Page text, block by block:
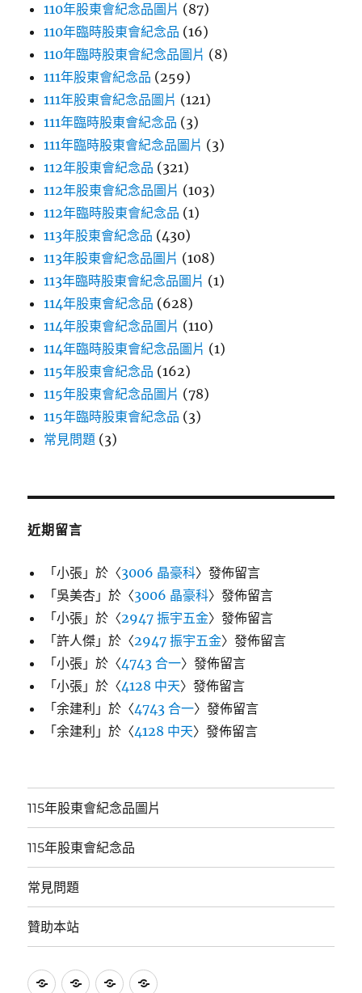
110年股東會紀念品圖片 (87)
110年臨時股東會紀念品 (16)
110年臨時股東會紀念品圖片 (8)
111年股東會紀念品 (259)
111年股東會紀念品圖片 (121)
111年臨時股東會紀念品 (3)
111年臨時股東會紀念品圖片 (3)
112年股東會紀念品 (321)
112年股東會紀念品圖片 (103)
112年臨時股東會紀念品 (1)
113年股東會紀念品 (430)
113年股東會紀念品圖片 (108)
113年臨時股東會紀念品圖片 (1)
114年股東會紀念品 (628)
114年股東會紀念品圖片 (110)
114年臨時股東會紀念品圖片 (1)
115年股東會紀念品 (162)
115年股東會紀念品圖片 (78)
115年臨時股東會紀念品 (3)
常見問題 (3)
近期留言
「小張 」於〈3006 晶豪科〉發佈留言
「吳美杏 」於〈3006 晶豪科〉發佈留言
「小張 」於〈2947 振宇五金〉發佈留言
「許人傑 」於〈2947 振宇五金〉發佈留言
「小張 」於〈4743 合一〉發佈留言
「小張 」於〈4128 中天〉發佈留言
「余建利 」於〈4743 合一〉發佈留言
「余建利 」於〈4128 中天〉發佈留言
115年股東會紀念品圖片
115年股東會紀念品
常見問題
贊助本站
115 115 常 贊